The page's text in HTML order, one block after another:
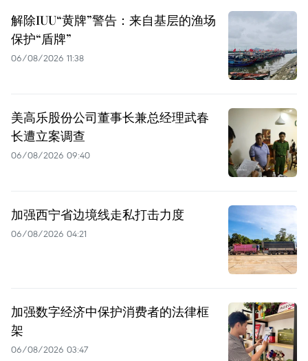
解除IUU“黄牌”警告：来自基层的渔场
保护“盾牌”
06/08/2026 11:38
美高乐股份公司董事长兼总经理武春
长遭立案调查
06/08/2026 09:40
加强西宁省边境线走私打击力度
06/08/2026 04:21
加强数字经济中保护消费者的法律框
架
06/08/2026 03:47